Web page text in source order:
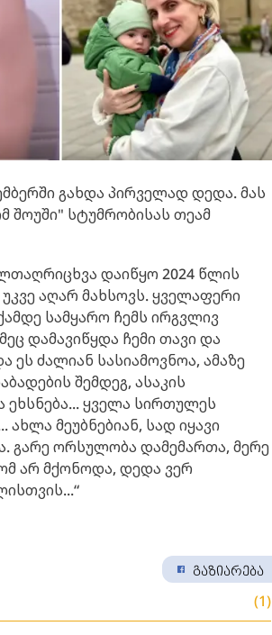
გახდა პირველად დედა. მას
შოუში" სტუმრობისას თეამ
დაიწყო 2024 წლის
აღარ მახსოვს. ყველაფერი
სამყარო ჩემს ირგვლივ
დამავიწყდა ჩემი თავი და
ძალიან სასიამოვნოა, ამაზე
შემდეგ, ასაკის
ეხსნება... ყველა სირთულეს
ახლა მეუბნებიან, სად იყავი
გარე ორსულობა დამემართა, მერე
არ მქონოდა, დედა ვერ
გაზიარება
(1)